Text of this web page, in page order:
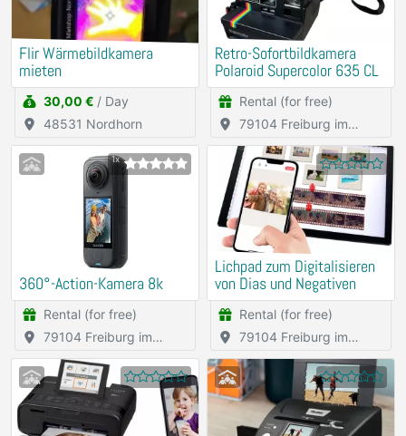
Flir Wärmebildkamera
mieten
30,00 € / Day
48531 Nordhorn
Retro-Sofortbildkamera
Polaroid Supercolor 635 CL
Rental (for free)
Breisgau
1x
360°-Action-Kamera 8k
Rental (for free)
Breisgau
Lichpad zum Digitalisieren
von Dias und Negativen
Rental (for free)
Breisgau